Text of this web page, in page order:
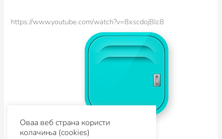
https://www.youtube.com/watch?v=8xscdojBlc8
Оваа веб страна користи
колачиња (cookies)